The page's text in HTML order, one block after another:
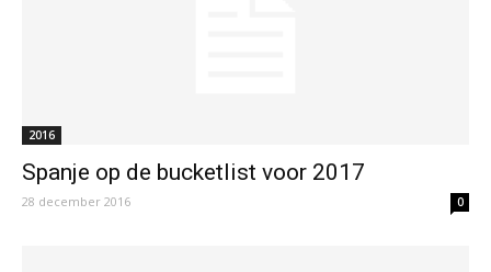
2016
Spanje op de bucketlist voor 2017
28 december 2016 0